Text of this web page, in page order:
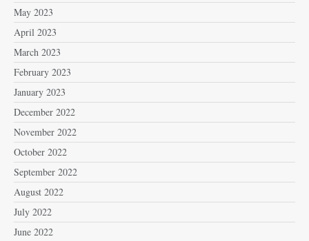
May 2023
April 2023
March 2023
February 2023
January 2023
December 2022
November 2022
October 2022
September 2022
August 2022
July 2022
June 2022